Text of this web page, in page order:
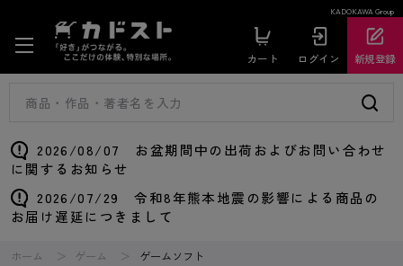
KADOKAWA Group
カート ログイン 新規登録
2026/08/07 お盆期間中の出荷およびお問い合わせ
に関するお知らせ
2026/07/29 令和8年熊本地震の影響による商品の
お届け遅延につきまして
ホーム ゲーム ゲームソフト